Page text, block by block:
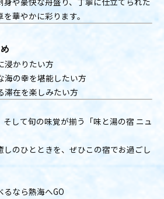
華やかに彩ります。
浸かりたい方
の幸を堪能したい方
滞在を楽しみたい方
して旬の味覚が揃う「味と湯の宿 ニュ
のひとときを、ぜひこの宿でお過ごし
なら熱海へGO